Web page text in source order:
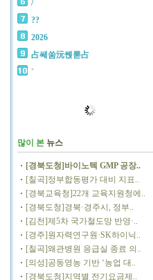
/
??
2026
占쎄쑴沅쏁룯占
`
많이 본 뉴스
[경북도청]바이노텍 GMP 공장..
[칠곡]정부합동평가 대비 지표..
[경북교육청]22개 교육지원청에..
[경북도청]경북·경주시, 정부..
[김천]제5차 국가철도망 반영·..
[경주]원자력연구원·SK하이닉..
[칠곡]왜관병원 응급실 종료 의..
[의성]공동영농 기반 ‘농업 대..
[경북도청]지역별 전기요금제..